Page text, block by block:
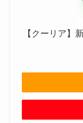
【クーリア】